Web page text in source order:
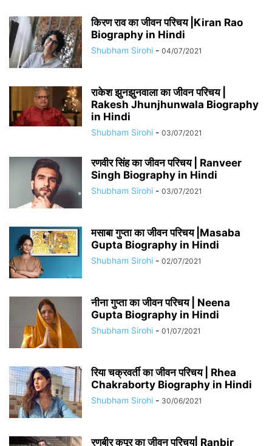
किरण राव का जीवन परिचय |Kiran Rao
Biography in Hindi
Shubham Sirohi - 04/07/2021
राकेश झुनझुनवाला का जीवन परिचय |
Rakesh Jhunjhunwala Biography
in Hindi
Shubham Sirohi - 03/07/2021
रणवीर सिंह का जीवन परिचय | Ranveer
Singh Biography in Hindi
Shubham Sirohi - 03/07/2021
मसाबा गुप्ता का जीवन परिचय |Masaba
Gupta Biography in Hindi
Shubham Sirohi - 02/07/2021
नीना गुप्ता का जीवन परिचय | Neena
Gupta Biography in Hindi
Shubham Sirohi - 01/07/2021
रिया चक्रवर्ती का जीवन परिचय | Rhea
Chakraborty Biography in Hindi
Shubham Sirohi - 30/06/2021
रणबीर कपूर का जीवन परिचय| Ranbir